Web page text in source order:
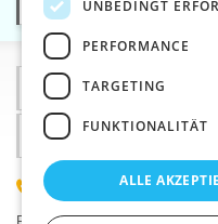
Informationen
Warum sollten Sie
(+420) 585 051
Plzeňská 868, 783 91 Uničov,
UNBEDINGT
PERFORMANCE
TARGETING
FUNKTIONALITÄT
ALLE